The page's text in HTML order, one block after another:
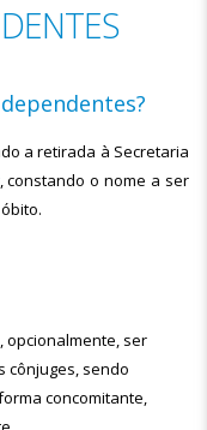
a retirada à Secretaria
, constando o nome a ser
opcionalmente, ser
cônjuges, sendo
concomitante,